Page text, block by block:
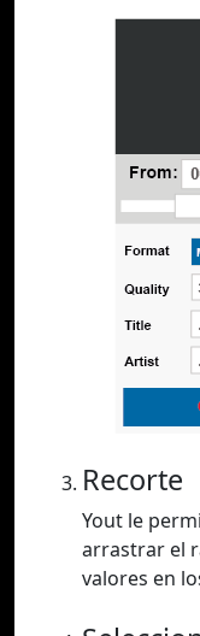
Recorte
Yout le
arrastrar el
valores en